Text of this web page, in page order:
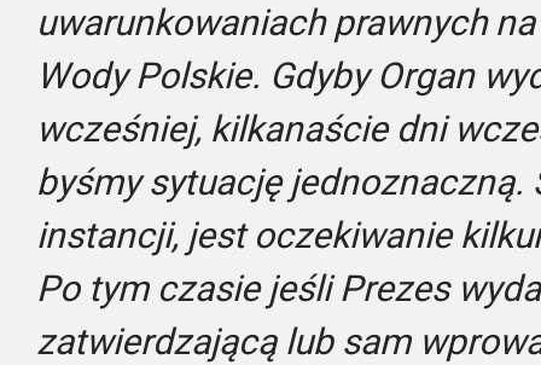
uwarunkowaniach prawnych
Wody Polskie. Gdyby Organ
wcześniej, kilkanaście dni
byśmy sytuację jednoznaczną.
instancji, jest oczekiwanie
Po tym czasie jeśli Prezes
zatwierdzającą lub sam